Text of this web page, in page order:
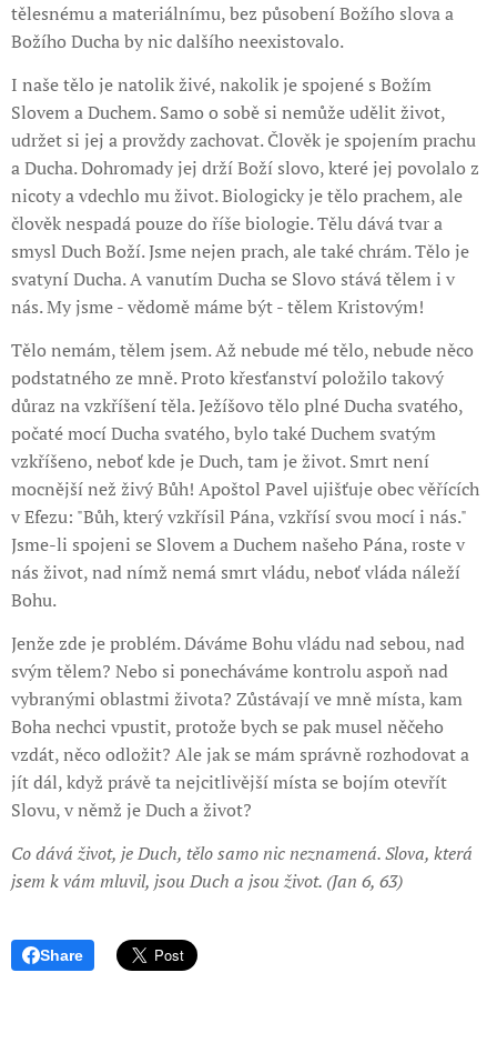
tělesnému a materiálnímu, bez působení Božího slova a
Božího Ducha by nic dalšího neexistovalo.
I naše tělo je natolik živé, nakolik je spojené s Božím
Slovem a Duchem. Samo o sobě si nemůže udělit život,
udržet si jej a provždy zachovat. Člověk je spojením prachu
a Ducha. Dohromady jej drží Boží slovo, které jej povolalo z
nicoty a vdechlo mu život. Biologicky je tělo prachem, ale
člověk nespadá pouze do říše biologie. Tělu dává tvar a
smysl Duch Boží. Jsme nejen prach, ale také chrám. Tělo je
svatyní Ducha. A vanutím Ducha se Slovo stává tělem i v
nás. My jsme - vědomě máme být - tělem Kristovým!
Tělo nemám, tělem jsem. Až nebude mé tělo, nebude něco
podstatného ze mně. Proto křesťanství položilo takový
důraz na vzkříšení těla. Ježíšovo tělo plné Ducha svatého,
počaté mocí Ducha svatého, bylo také Duchem svatým
vzkříšeno, neboť kde je Duch, tam je život. Smrt není
mocnější než živý Bůh! Apoštol Pavel ujišťuje obec věřících
v Efezu: "Bůh, který vzkřísil Pána, vzkřísí svou mocí i nás."
Jsme-li spojeni se Slovem a Duchem našeho Pána, roste v
nás život, nad nímž nemá smrt vládu, neboť vláda náleží
Bohu.
Jenže zde je problém. Dáváme Bohu vládu nad sebou, nad
svým tělem? Nebo si ponecháváme kontrolu aspoň nad
vybranými oblastmi života? Zůstávají ve mně místa, kam
Boha nechci vpustit, protože bych se pak musel něčeho
vzdát, něco odložit? Ale jak se mám správně rozhodovat a
jít dál, když právě ta nejcitlivější místa se bojím otevřít
Slovu, v němž je Duch a život?
Co dává život, je Duch, tělo samo nic neznamená. Slova, která
jsem k vám mluvil, jsou Duch a jsou život. (Jan 6, 63)
Share